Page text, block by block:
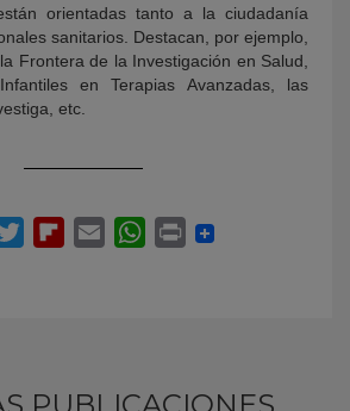
orientadas tanto a la ciudadanía
sanitarios. Destacan, por ejemplo,
Frontera de la Investigación en Salud,
en Terapias Avanzadas, las
etc.